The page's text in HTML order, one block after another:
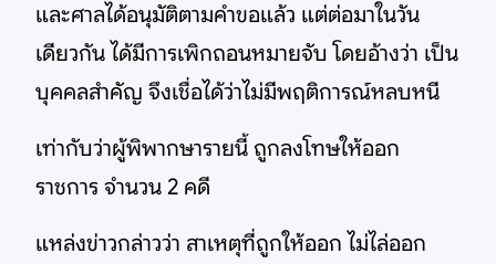
และศาลได้อนุมัติตามคำขอแล้ว แต่ต่อมาในวัน
เดียวกัน ได้มีการเพิกถอนหมายจับ โดยอ้างว่า เป็น
บุคคลสำคัญ จึงเชื่อได้ว่าไม่มีพฤติการณ์หลบหนี
เท่ากับว่าผู้พิพากษารายนี้ ถูกลงโทษให้ออก
ราชการ จำนวน 2 คดี
แหล่งข่าวกล่าวว่า สาเหตุที่ถูกให้ออก ไม่ไล่ออก